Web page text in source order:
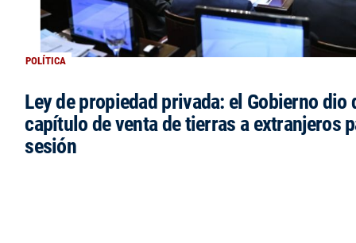
POLÍTICA
Ley de propiedad privada: el Gobierno dio
capítulo de venta de tierras a extranjeros
sesión